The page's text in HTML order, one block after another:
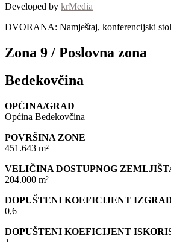
Developed by krMedia
DVORANA: Namještaj, konferencijski
Zona 9 / Poslovna zona
Bedekovčina
OPĆINA/GRAD
Općina Bedekovčina
POVRŠINA ZONE
451.643 m²
VELIČINA DOSTUPNOG
204.000 m²
DOPUŠTENI KOEFICIJENT
0,6
DOPUŠTENI KOEFICIJENT